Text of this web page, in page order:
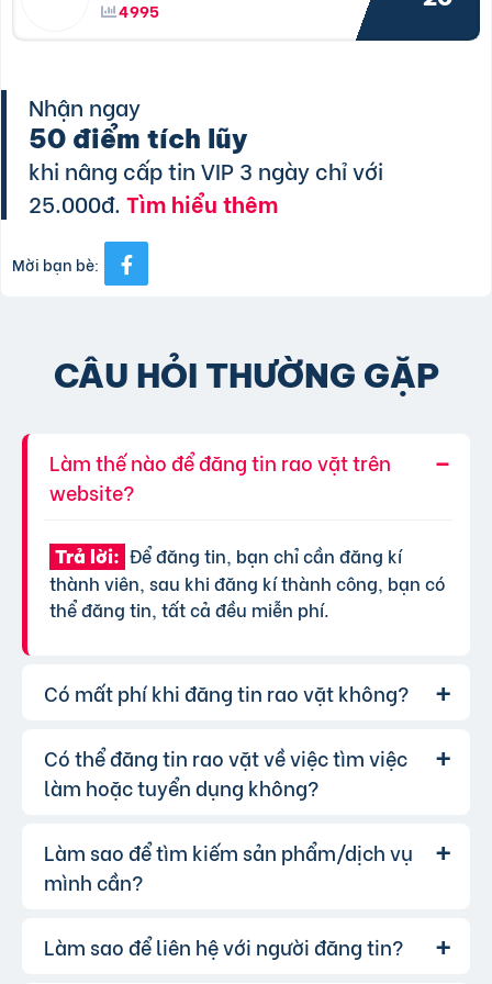
4995
Nhận ngay
50 điểm tích lũy
khi nâng cấp tin VIP 3 ngày chỉ với
25.000đ.Tìm hiểu thêm
Mời bạn bè:
CÂU HỎI THƯỜNG GẶP
Làm thế nào để đăng tin rao vặt trên
website?
Trả lời: Để đăng tin, bạn chỉ cần đăng kí
thành viên, sau khi đăng kí thành công, bạn có
thể đăng tin, tất cả đều miễn phí.
Có mất phí khi đăng tin rao vặt không?
Trả lời: Chúng tôi cung cấp gói đăng tin miễn
phí cơ bản cho tất cả người dùng. Tuy nhiên, để
thị, bạn có thể lựa chọn các gói dịch vụ nâng
cấp với chi phí hợp lý, xem thêmphí dịch vụ tin
VIP.
Có thể đăng tin rao vặt về việc tìm việc
làm hoặc tuyển dụng không?
Trả lời: Hoàn toàn có thể. Website của chúng
tôi hỗ trợ đăng tin tuyển dụng và tìm việc làm.
đủ thông tin.
Làm sao để tìm kiếm sản phẩm/dịch vụ
mình cần?
Trả lời: Bạn có thể sử dụng công cụ tìm kiếm
Làm sao để liên hệ với người đăng tin?